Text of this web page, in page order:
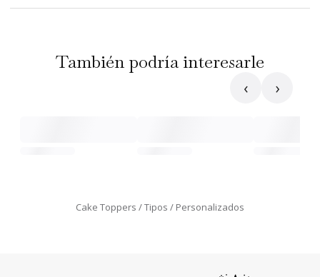
También podría interesarle
‹ ›
Cake Toppers Tipos Personalizados